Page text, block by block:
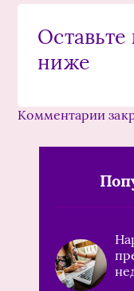
ниже
Комментарии